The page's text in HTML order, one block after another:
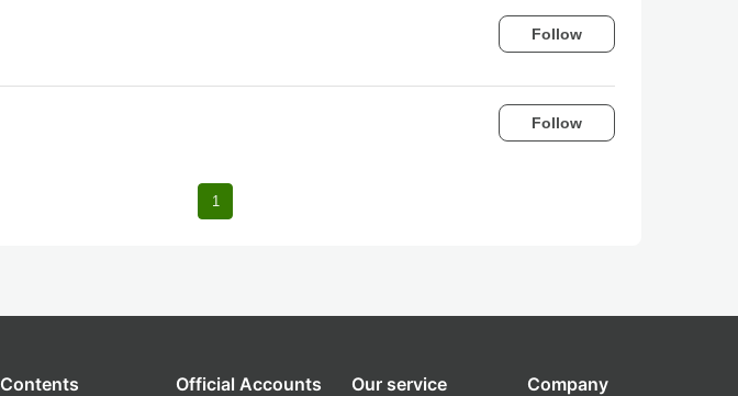
Follow
Follow
1
Contents Official Accounts Our service Company